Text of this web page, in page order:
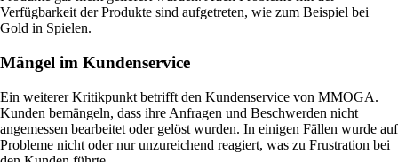
Verfügbarkeit der Produkte sind aufgetreten, wie zum Beispiel bei
Gold in Spielen.
Mängel im Kundenservice
Ein weiterer Kritikpunkt betrifft den Kundenservice von MMOGA.
Kunden bemängeln, dass ihre Anfragen und Beschwerden nicht
angemessen bearbeitet oder gelöst wurden. In einigen Fällen wurde auf
Probleme nicht oder nur unzureichend reagiert, was zu Frustration bei